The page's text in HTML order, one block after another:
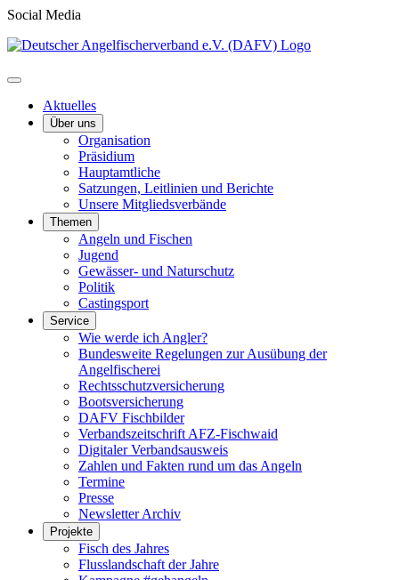
Social Media
Aktuelles
Über uns
Organisation
Präsidium
Hauptamtliche
Satzungen, Leitlinien und Berichte
Unsere Mitgliedsverbände
Themen
Angeln und Fischen
Jugend
Gewässer- und Naturschutz
Politik
Castingsport
Service
Wie werde ich Angler?
Bundesweite Regelungen zur Ausübung der
Angelfischerei
Rechtsschutzversicherung
Bootsversicherung
DAFV Fischbilder
Verbandszeitschrift AFZ-Fischwaid
Digitaler Verbandsausweis
Zahlen und Fakten rund um das Angeln
Termine
Presse
Newsletter Archiv
Projekte
Fisch des Jahres
Flusslandschaft der Jahre